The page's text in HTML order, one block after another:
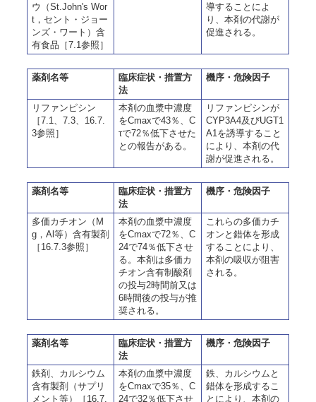
ウ（St.John's Wor
t，セント・ジョー
ンズ・ワート）含
有食品［7.1参照］
導することによ
り、本剤の代謝が
促進される。
薬剤名等
臨床症状・措置方
法
機序・危険因子
リファンピシン
［7.1、7.3、16.7.
3参照］
本剤の血漿中濃度
をCmaxで43％、C
τで72％低下させた
との報告がある。
リファンピシンが
CYP3A4及びUGT1
A1を誘導すること
により、本剤の代
謝が促進される。
薬剤名等
臨床症状・措置方
法
機序・危険因子
多価カチオン（M
g，Al等）含有製剤
［16.7.3参照］
本剤の血漿中濃度
をCmaxで72％、C
24で74％低下させ
る。本剤は多価カ
チオン含有制酸剤
の投与2時間前又は
6時間後の投与が推
奨される。
これらの多価カチ
オンと錯体を形成
することにより、
本剤の吸収が阻害
される。
薬剤名等
臨床症状・措置方
法
機序・危険因子
鉄剤、カルシウム
含有製剤（サプリ
メント等）［16.7.
本剤の血漿中濃度
をCmaxで35％、C
24で32％低下させ
鉄、カルシウムと
錯体を形成するこ
とにより、本剤の